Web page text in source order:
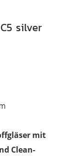
silver
mit
Clean-